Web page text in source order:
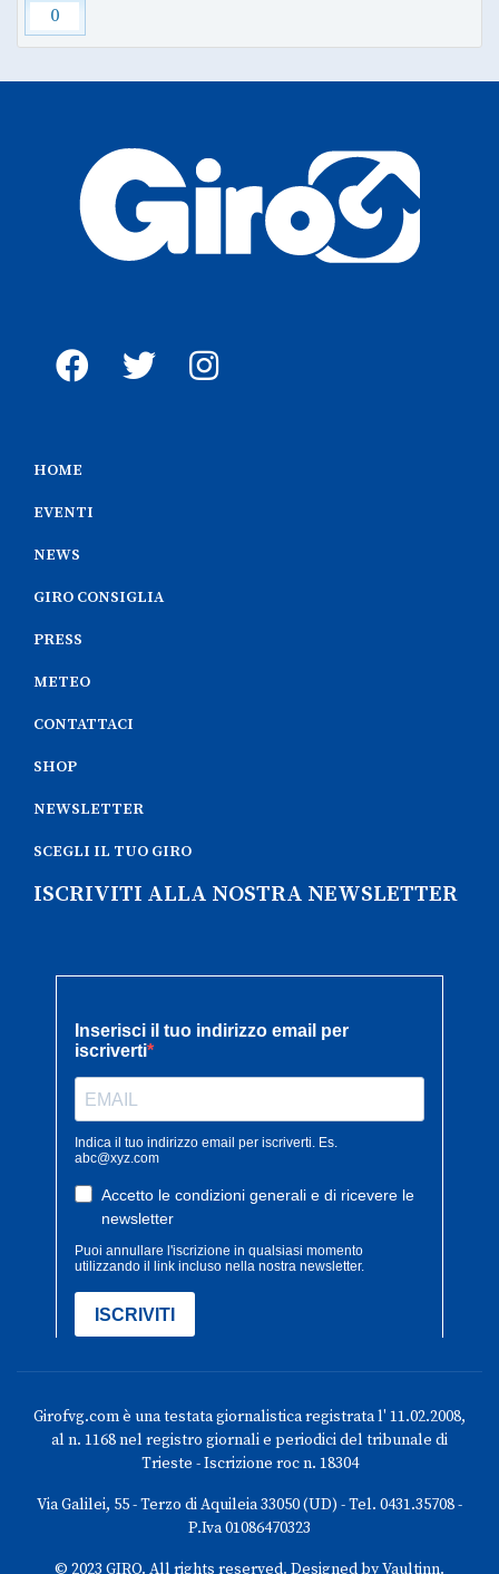
0
HOME
EVENTI
NEWS
GIRO CONSIGLIA
PRESS
METEO
CONTATTACI
SHOP
NEWSLETTER
SCEGLI IL TUO GIRO
ISCRIVITI ALLA NOSTRA NEWSLETTER
Girofvg.com è una testata giornalistica registrata l' 11.02.2008,
al n. 1168 nel registro giornali e periodici del tribunale di
Trieste - Iscrizione roc n. 18304
Via Galilei, 55 - Terzo di Aquileia 33050 (UD) - Tel. 0431.35708 -
P.Iva 01086470323
© 2023 GIRO. All rights reserved. Designed by Vaultinn.